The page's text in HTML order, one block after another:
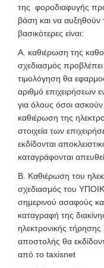
της φοροδιαφυγής
βάση και να αυξηθούν
βασικότερες είναι:
Α. καθιέρωση της
σχεδιασμός
τιμολόγηση θα
αριθμό επιχειρήσεων
για όλους όσοι
καθιέρωση της
στοιχεία των
εκδίδονται
καταγράφονται
Β. Καθιέρωση του
σχεδιασμός του
σημερινού ασαφούς
καταγραφή της
ηλεκτρονικής τήρησης
αποστολής θα
από το taxisnet